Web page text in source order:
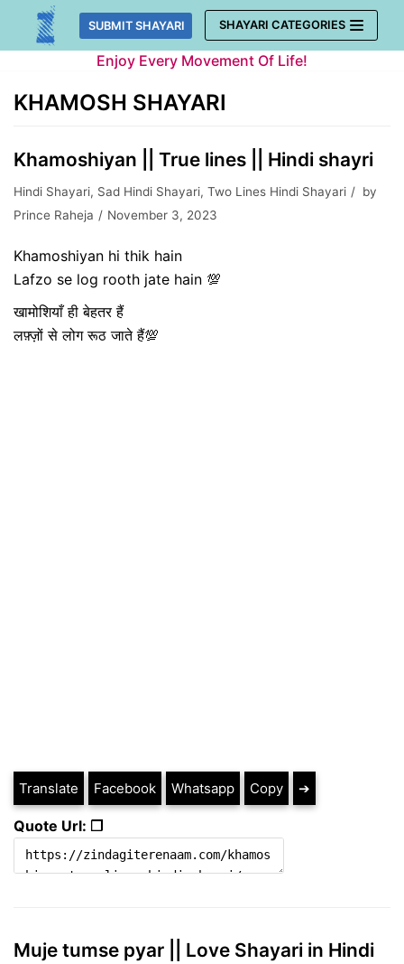
Skip
SUBMIT SHAYARI SHAYARI CATEGORIES
Enjoy Every Movement Of Life!
KHAMOSH SHAYARI
Khamoshiyan || True lines || Hindi shayri
Hindi Shayari, Sad Hindi Shayari, Two Lines Hindi Shayari
by
Prince Raheja
November 3, 2023
Khamoshiyan hi thik hain
Lafzo se log rooth jate hain 💯
खामोशियाँ ही बेहतर हैं
लफ़्ज़ों से लोग रूठ जाते हैं💯
Translate Facebook Whatsapp Copy ➔
Quote Url: ❐
Muje tumse pyar || Love Shayari in Hindi